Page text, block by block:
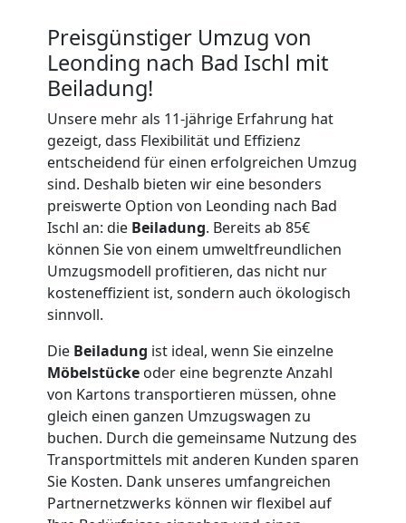
Preisgünstiger Umzug von
Leonding nach Bad Ischl mit
Beiladung!
Unsere mehr als 11-jährige Erfahrung hat
gezeigt, dass Flexibilität und Effizienz
entscheidend für einen erfolgreichen Umzug
sind. Deshalb bieten wir eine besonders
preiswerte Option von Leonding nach Bad
Ischl an: die Beiladung. Bereits ab 85€
können Sie von einem umweltfreundlichen
Umzugsmodell profitieren, das nicht nur
kosteneffizient ist, sondern auch ökologisch
sinnvoll.
Die Beiladung ist ideal, wenn Sie einzelne
Möbelstücke oder eine begrenzte Anzahl
von Kartons transportieren müssen, ohne
gleich einen ganzen Umzugswagen zu
buchen. Durch die gemeinsame Nutzung des
Transportmittels mit anderen Kunden sparen
Sie Kosten. Dank unseres umfangreichen
Partnernetzwerks können wir flexibel auf
Mann
LKW
Möbellift
Leonding
Übersiedlung
Leonding
Klaviertransport
Leonding